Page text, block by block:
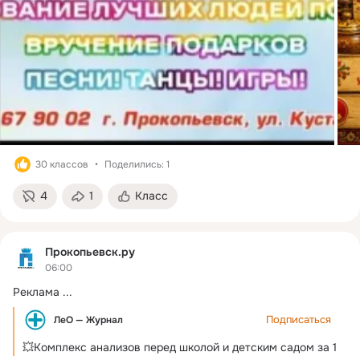
30 классов Поделились: 1
4 1 Класс
Прокопьевск.ру
06:00
Реклама ...
ЛеО — Журнал Подписаться
💥Комплекс анализов перед школой и детским садом за 1